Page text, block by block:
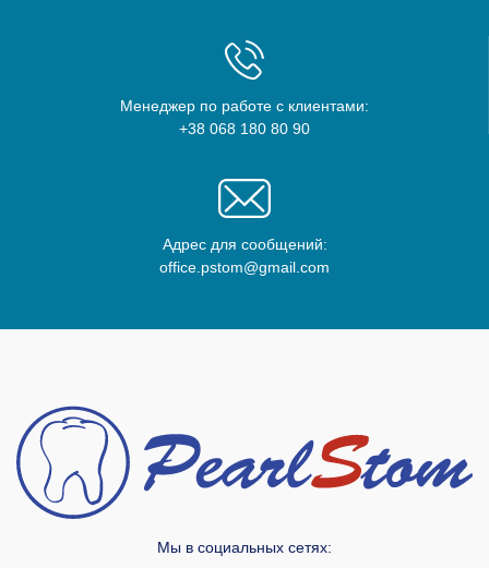
Менеджер по работе с клиентами:
+38 068 180 80 90
Адрес для сообщений:
office.pstom@gmail.com
Мы в социальных сетях: